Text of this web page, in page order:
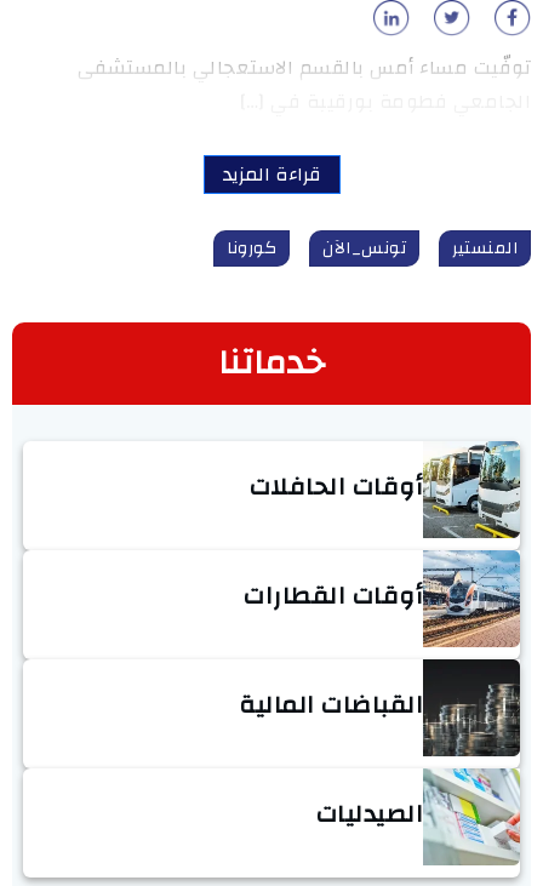
توفّيت مساء أمس بالقسم الاستعجالي بالمستشفى
قراءة المزيد
المنستير تونس_الآن كورونا
خدماتنا
أوقات الحافلات
أوقات القطارات
القباضات المالية
الصيدليات